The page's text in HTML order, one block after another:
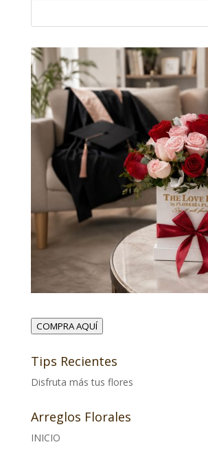
COMPRA AQUÍ
Tips Recientes
Disfruta más tus flores
Arreglos Florales
INICIO